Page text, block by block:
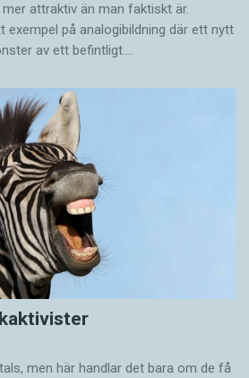
attraktiv än man faktiskt är.
exempel på analogibildning där ett nytt
av ett befintligt.…
men här handlar det bara om de få